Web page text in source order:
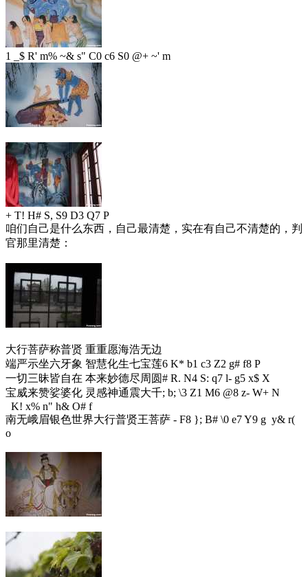
1 _$ R' m% ~& s" C0 c6 S0 @+ ~' m
+ T! H# S, S9 D3 Q7 P
咱们自己是什么东西，自己最清楚，实在有自己不清楚的，判
官那里清楚：
大行菩萨称普贤 重重愿海浩无边
端严示坐六牙象 智慧化生七宝莲6 K* b1 c3 Z2 g# f8 P
一切三昧皆自在 本来妙德尽周圆# R. N4 S: q7 l- g5 x$ X
宝威来赞娑婆化 灵感神通震大千; b; \3 Z1 M6 @8 z- W+ N
K! x% n" h& O# f
南无峨眉银色世界大行普贤王菩萨 - F8 }; B# \0 e7 Y9 g y& r(
o